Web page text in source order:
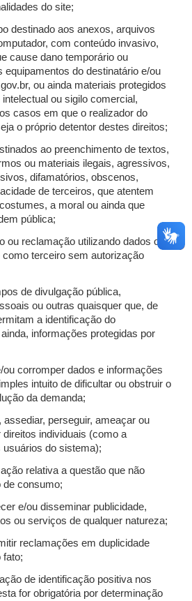
do site;
destinado aos anexos, arquivos
com conteúdo invasivo,
cause dano temporário ou
equipamentos do destinatário e/ou
ou ainda materiais protegidos
intelectual ou sigilo comercial,
casos em que o realizador do
o próprio detentor destes direitos;
ao preenchimento de textos,
ou materiais ilegais, agressivos,
difamatórios, obscenos,
de terceiros, que atentem
a moral ou ainda que
pública;
ou reclamação utilizando dados ou
como terceiro sem autorização
de divulgação pública,
ou outras quaisquer que, de
a identificação do
informações protegidas por
ou corromper dados e informações
intuito de dificultar ou obstruir o
da demanda;
assediar, perseguir, ameaçar ou
direitos individuais (como a
usuários do sistema);
relativa a questão que não
de consumo;
e/ou disseminar publicidade,
ou serviços de qualquer natureza;
reclamações em duplicidade
fato;
de identificação positiva nos
for obrigatória por determinação